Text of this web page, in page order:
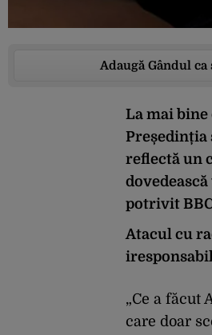
Adaugă Gândul
La mai bine
Președinția
reflectă un
potrivit
Atacul cu
„Ce a făcut
care doar